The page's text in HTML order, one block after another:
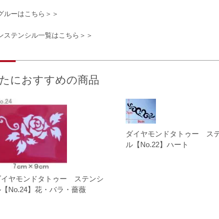
ルーはこちら＞＞
ステンシル一覧はこちら＞＞
におすすめの商品
ヤモンドタトゥー ステンシ
No.24】花・バラ・薔薇
ダイヤモンドタトゥー ス
ル【No.22】ハート